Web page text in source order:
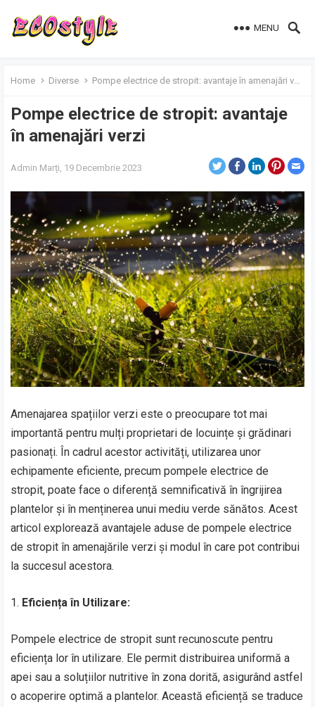
MENU
Home Diverse Pompe electrice de stropit: avantaje în amenajări verzi
Pompe electrice de stropit: avantaje
în amenajări verzi
Admin Marți, 19 Decembrie 2023
Amenajarea spațiilor verzi este o preocupare tot mai
importantă pentru mulți proprietari de locuințe și grădinari
pasionați. În cadrul acestor activități, utilizarea unor
echipamente eficiente, precum pompele electrice de
stropit, poate face o diferență semnificativă în îngrijirea
plantelor și în menținerea unui mediu verde sănătos. Acest
articol explorează avantajele aduse de pompele electrice
de stropit în amenajările verzi și modul în care pot contribui
la succesul acestora.
1. Eficiența în Utilizare:
Pompele electrice de stropit sunt recunoscute pentru
eficiența lor în utilizare. Ele permit distribuirea uniformă a
apei sau a soluțiilor nutritive în zona dorită, asigurând astfel
o acoperire optimă a plantelor. Această eficiență se traduce